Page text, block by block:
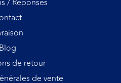
Blog
de retour
de vente